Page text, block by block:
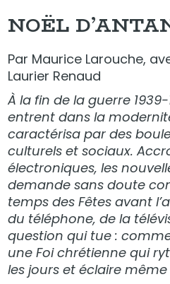
NOËL
Par Maurice Larouche,
Laurier Renaud
À la fin de la guerre
entrent dans la
caractérisa par des
culturels et sociaux.
électroniques, les
demande sans doute
temps des Fêtes avant
du téléphone, de la
question qui tue :
une Foi chrétienne qui
les jours et éclaire